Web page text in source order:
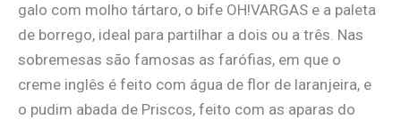
galo com molho tártaro, o bife OH!VARGAS e a paleta
de borrego, ideal para partilhar a dois ou a três. Nas
sobremesas são famosas as farófias, em que o
creme inglês é feito com água de flor de laranjeira, e
o pudim abada de Priscos, feito com as aparas do